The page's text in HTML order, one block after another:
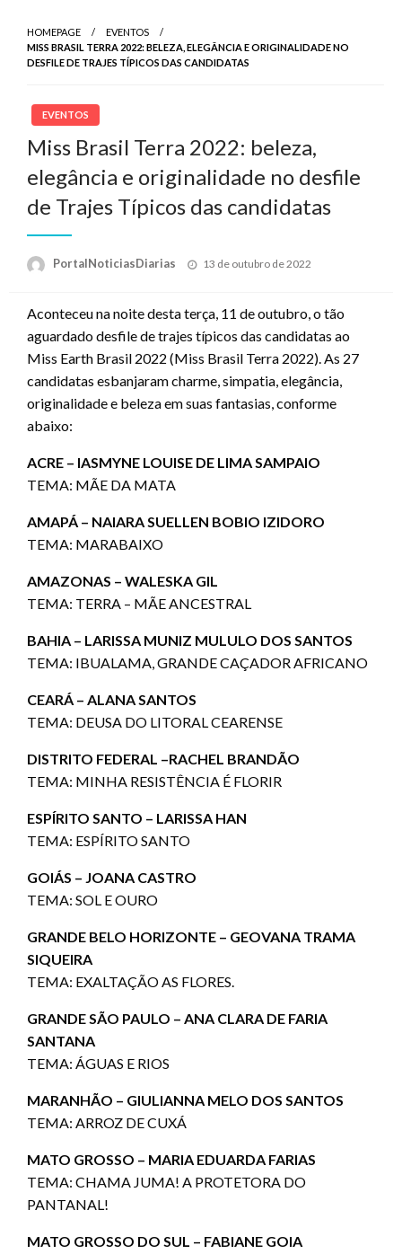
HOMEPAGE
EVENTOS
MISS BRASIL TERRA 2022: BELEZA, ELEGÂNCIA E ORIGINALIDADE NO
DESFILE DE TRAJES TÍPICOS DAS CANDIDATAS
EVENTOS
Miss Brasil Terra 2022: beleza,
elegância e originalidade no desfile
de Trajes Típicos das candidatas
PortalNoticiasDiarias
Posted
13 de outubro de 2022
Aconteceu na noite desta terça, 11 de outubro, o tão
aguardado desfile de trajes típicos das candidatas ao
Miss Earth Brasil 2022 (Miss Brasil Terra 2022). As 27
candidatas esbanjaram charme, simpatia, elegância,
originalidade e beleza em suas fantasias, conforme
abaixo:
ACRE – IASMYNE LOUISE DE LIMA SAMPAIO
TEMA: MÃE DA MATA
AMAPÁ – NAIARA SUELLEN BOBIO IZIDORO
TEMA: MARABAIXO
AMAZONAS – WALESKA GIL
TEMA: TERRA – MÃE ANCESTRAL
BAHIA – LARISSA MUNIZ MULULO DOS SANTOS
TEMA: IBUALAMA, GRANDE CAÇADOR AFRICANO
CEARÁ – ALANA SANTOS
TEMA: DEUSA DO LITORAL CEARENSE
DISTRITO FEDERAL –RACHEL BRANDÃO
TEMA: MINHA RESISTÊNCIA É FLORIR
ESPÍRITO SANTO – LARISSA HAN
TEMA: ESPÍRITO SANTO
GOIÁS – JOANA CASTRO
TEMA: SOL E OURO
GRANDE BELO HORIZONTE – GEOVANA TRAMA
SIQUEIRA
TEMA: EXALTAÇÃO AS FLORES.
GRANDE SÃO PAULO – ANA CLARA DE FARIA
SANTANA
TEMA: ÁGUAS E RIOS
MARANHÃO – GIULIANNA MELO DOS SANTOS
TEMA: ARROZ DE CUXÁ
MATO GROSSO – MARIA EDUARDA FARIAS
TEMA: CHAMA JUMA! A PROTETORA DO
PANTANAL!
MATO GROSSO DO SUL – FABIANE GOIA